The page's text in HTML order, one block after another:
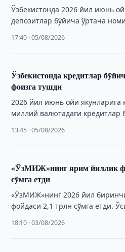
Ўзбекистонда 2026 йил июнь
депозитлар бўйича ўртача
17:40 · 05/08/2026
Ўзбекистонда кредитлар
фоизга тушди
2026 йил июнь ойи якунларига
миллий валютадаги кредитлар
13:45 · 05/08/2026
«ЎзМИЖ»нинг ярим йиллик
сўмга етди
«ЎзМИЖ»нинг 2026 йил
фойдаси 2,1 трлн сўмга етди.
18:10 · 03/08/2026